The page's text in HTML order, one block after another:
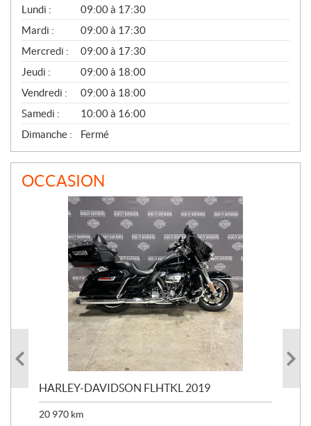
G
É
N
É
R
A
L
Lundi :
09:00 à 17:30
Mardi :
09:00 à 17:30
Mercredi :
09:00 à 17:30
Jeudi :
09:00 à 18:00
Vendredi :
09:00 à 18:00
Samedi :
10:00 à 16:00
Dimanche :
Fermé
OCCASION
HARLEY-DAVIDSON FLHTKL 2019
20 970 km